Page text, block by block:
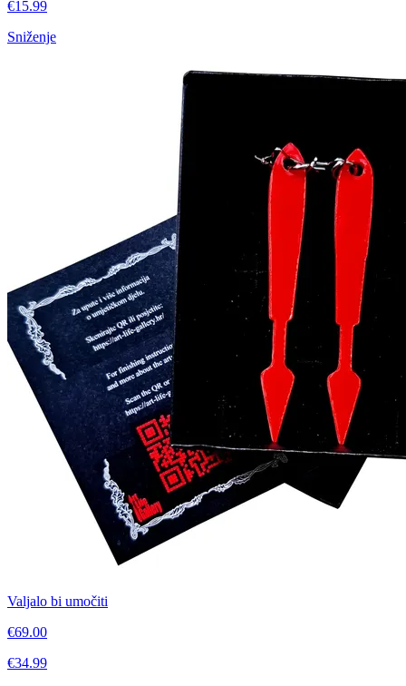
€15.99
Sniženje
Valjalo bi umočiti
€69.00
€34.99